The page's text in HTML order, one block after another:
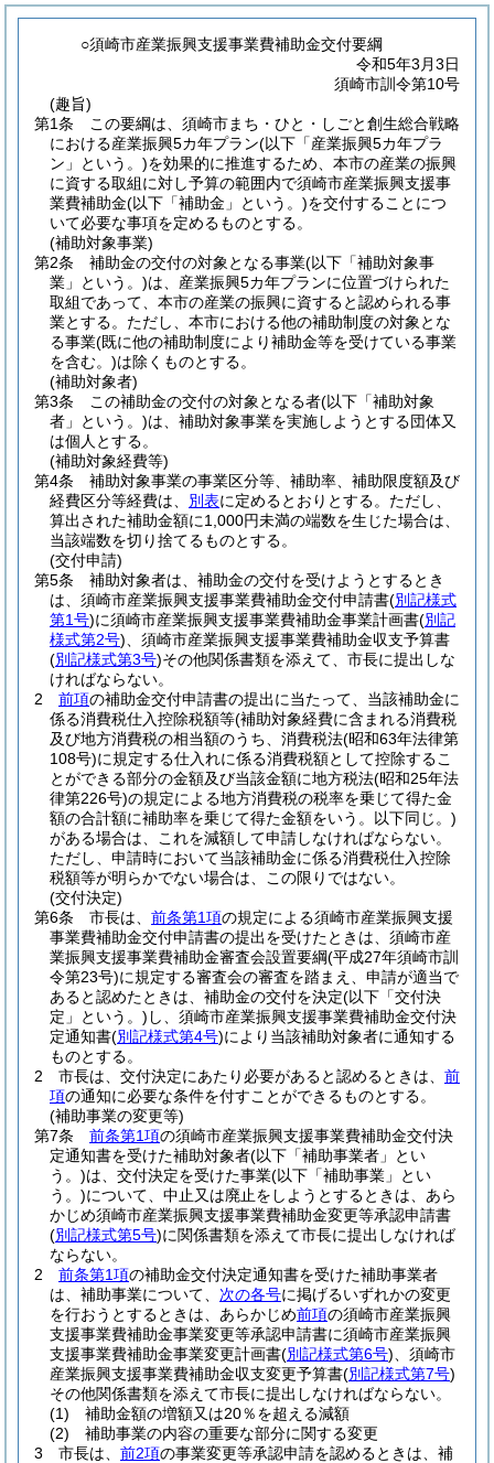
○須崎市産業振興支援事業費補助金交付要綱
令和5年3月3日
須崎市訓令第10号
(趣旨)
第1条
この要綱は、須崎市まち・ひと・しごと創生総合戦略
における産業振興5カ年プラン(以下「産業振興5カ年プラ
ン」という。)を効果的に推進するため、本市の産業の振興
に資する取組に対し予算の範囲内で須崎市産業振興支援事
業費補助金(以下「補助金」という。)を交付することにつ
いて必要な事項を定めるものとする。
(補助対象事業)
第2条
補助金の交付の対象となる事業(以下「補助対象事
業」という。)は、産業振興5カ年プランに位置づけられた
取組であって、本市の産業の振興に資すると認められる事
業とする。 ただし、本市における他の補助制度の対象とな
る事業(既に他の補助制度により補助金等を受けている事業
を含む。)は除くものとする。
(補助対象者)
第3条
この補助金の交付の対象となる者(以下「補助対象
者」という。)は、補助対象事業を実施しようとする団体又
は個人とする。
(補助対象経費等)
第4条
補助対象事業の事業区分等、補助率、補助限度額及び
経費区分等経費は、 別表に定めるとおりとする。 ただし、
算出された補助金額に1,000円未満の端数を生じた場合は、
当該端数を切り捨てるものとする。
(交付申請)
第5条
補助対象者は、補助金の交付を受けようとするとき
は、須崎市産業振興支援事業費補助金交付申請書(別記様式
第1号)に須崎市産業振興支援事業費補助金事業計画書(別記
様式第2号) 、須崎市産業振興支援事業費補助金収支予算書
(別記様式第3号)その他関係書類を添えて、市長に提出しな
ければならない。
2
前項の補助金交付申請書の提出に当たって、当該補助金に
係る消費税仕入控除税額等(補助対象経費に含まれる消費税
及び地方消費税の相当額のうち、消費税法(昭和63年法律第
108号)に規定する仕入れに係る消費税額として控除するこ
とができる部分の金額及び当該金額に地方税法(昭和25年法
律第226号)の規定による地方消費税の税率を乗じて得た金
額の合計額に補助率を乗じて得た金額をいう。以下同じ。)
がある場合は、これを減額して申請しなければならない。
ただし、申請時において当該補助金に係る消費税仕入控除
税額等が明らかでない場合は、この限りではない。
(交付決定)
第6条
市長は、 前条第1項の規定による須崎市産業振興支援
事業費補助金交付申請書の提出を受けたときは、須崎市産
業振興支援事業費補助金審査会設置要綱(平成27年須崎市訓
令第23号)に規定する審査会の審査を踏まえ、申請が適当で
あると認めたときは、補助金の交付を決定(以下「交付決
定」という。) し、須崎市産業振興支援事業費補助金交付決
定通知書(別記様式第4号)により当該補助対象者に通知する
ものとする。
2
市長は、交付決定にあたり必要があると認めるときは、 前
項の通知に必要な条件を付すことができるものとする。
(補助事業の変更等)
第7条
前条第1項の須崎市産業振興支援事業費補助金交付決
定通知書を受けた補助対象者(以下「補助事業者」とい
う。)は、交付決定を受けた事業(以下「補助事業」とい
う。)について、中止又は廃止をしようとするときは、あら
かじめ須崎市産業振興支援事業費補助金変更等承認申請書
(別記様式第5号)に関係書類を添えて市長に提出しなければ
ならない。
2
前条第1項の補助金交付決定通知書を受けた補助事業者
は、補助事業について、 次の各号に掲げるいずれかの変更
を行おうとするときは、あらかじめ前項の須崎市産業振興
支援事業費補助金事業変更等承認申請書に須崎市産業振興
支援事業費補助金事業変更計画書(別記様式第6号) 、須崎市
産業振興支援事業費補助金収支変更予算書(別記様式第7号)
その他関係書類を添えて市長に提出しなければならない。
(1)
補助金額の増額又は20％を超える減額
(2)
補助事業の内容の重要な部分に関する変更
3
市長は、 前2項の事業変更等承認申請を認めるときは、補